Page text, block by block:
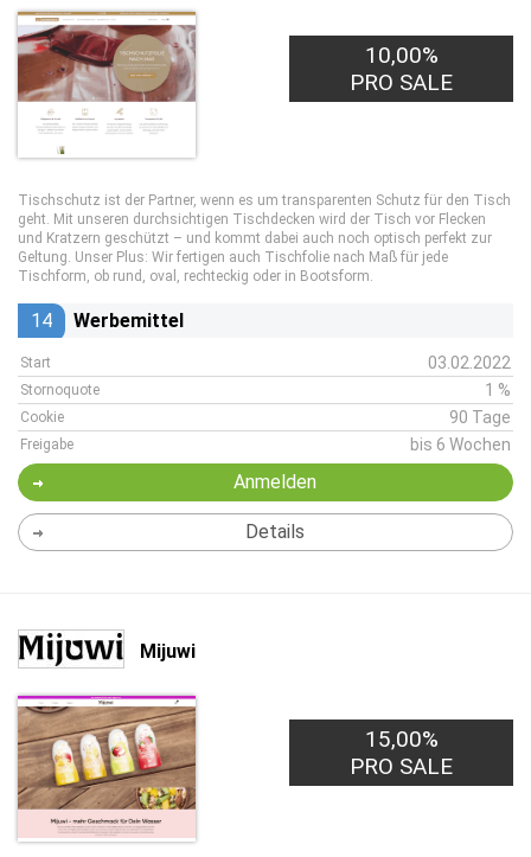
10,00%
PRO SALE
Tischschutz ist der Partner, wenn es um transparenten Schutz für den Tisch
geht. Mit unseren durchsichtigen Tischdecken wird der Tisch vor Flecken
und Kratzern geschützt – und kommt dabei auch noch optisch perfekt zur
Geltung. Unser Plus: Wir fertigen auch Tischfolie nach Maß für jede
Tischform, ob rund, oval, rechteckig oder in Bootsform.
14 Werbemittel
Start 03.02.2022
Stornoquote 1 %
Cookie 90 Tage
Freigabe bis 6 Wochen
Anmelden
Details
Mijuwi
15,00%
PRO SALE